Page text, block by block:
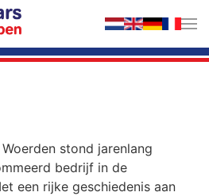
stond jarenlang
bedrijf in de
een rijke geschiedenis aan